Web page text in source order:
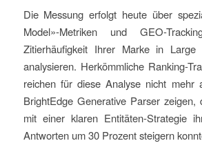
Die Messung erfolgt heute über
Model»-Metriken und GEO-
Zitierhäufigkeit Ihrer Marke in Large
analysieren. Herkömmliche Ranking-
reichen für diese Analyse nicht mehr
BrightEdge Generative Parser zeigen,
mit einer klaren Entitäten-Strategie
Antworten um 30 Prozent steigern